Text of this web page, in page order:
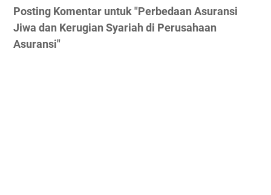
Posting Komentar untuk "Perbedaan Asuransi
Jiwa dan Kerugian Syariah di Perusahaan
Asuransi"